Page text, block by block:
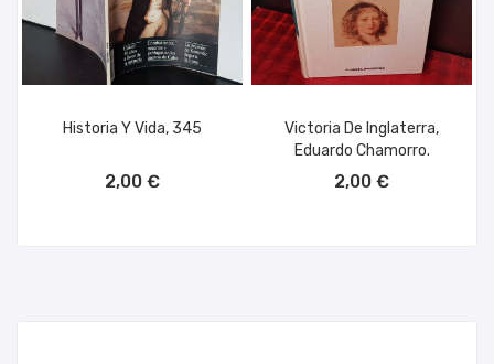
Historia Y Vida, 345
2,00 €
Victoria De Inglaterra,
Eduardo Chamorro.
2,00 €